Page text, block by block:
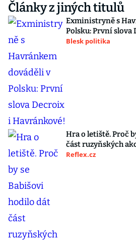
Články z jiných titulů
Exministryně s
Polsku: První
Blesk politika
Hra o letiště. Proč
část ruzyňských
Reflex.cz